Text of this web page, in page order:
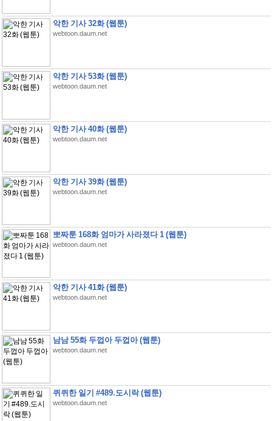
악한 기사 32화 (웹툰)
webtoon.daum.net
악한 기사 53화 (웹툰)
webtoon.daum.net
악한 기사 40화 (웹툰)
webtoon.daum.net
악한 기사 39화 (웹툰)
webtoon.daum.net
뽀짜툰 168화 엄마가 사라졌다 1 (웹툰)
webtoon.daum.net
악한 기사 41화 (웹툰)
webtoon.daum.net
남남 55화 두껍아 두껍아 (웹툰)
webtoon.daum.net
퀴퀴한 일기 #489.도시락 (웹툰)
webtoon.daum.net